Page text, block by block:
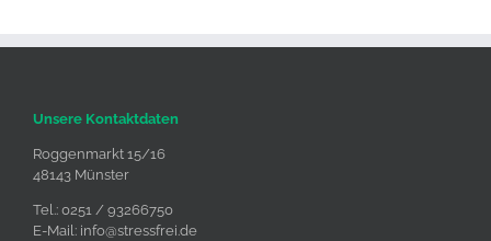
Unsere Kontaktdaten
Roggenmarkt 15/16
48143 Münster
Tel.: 0251 / 93266750
E-Mail: info@stressfrei.de